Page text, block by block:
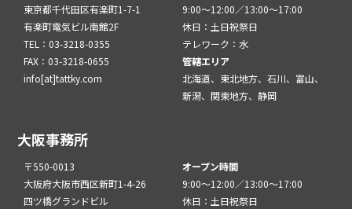
東京都千代田区有楽町1-7-1
有楽町電気ビル南館2F
TEL：03-3218-0355
FAX：03-3218-0655
info[at]tattky.com
9:00～12:00／13:00～17:00
休日：土日祝祭日
テレワーク：水
管轄エリア
北海道、東北地方、石川、富山、
新潟、関東地方、静岡
大阪事務所
〒550-0013
大阪府大阪市西区新町1-4-26
四ツ橋グランドビル
オープン時間
9:00～12:00／13:00～17:00
休日：土日祝祭日